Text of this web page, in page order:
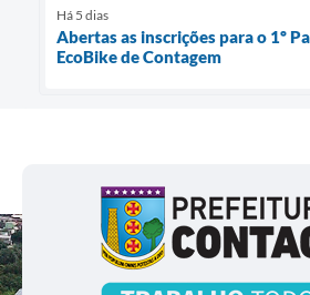
Há 5 dias
Abertas as inscrições para o 1º
EcoBike de Contagem